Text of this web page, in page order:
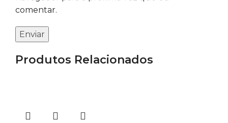
comentar.
Produtos Relacionados